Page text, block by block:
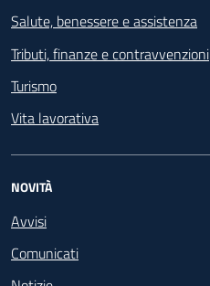
Salute, benessere e assistenza
Tributi, finanze e contravvenzioni
Turismo
Vita lavorativa
NOVITÀ
Avvisi
Comunicati